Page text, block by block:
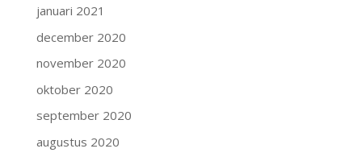
januari 2021
december 2020
november 2020
oktober 2020
september 2020
augustus 2020